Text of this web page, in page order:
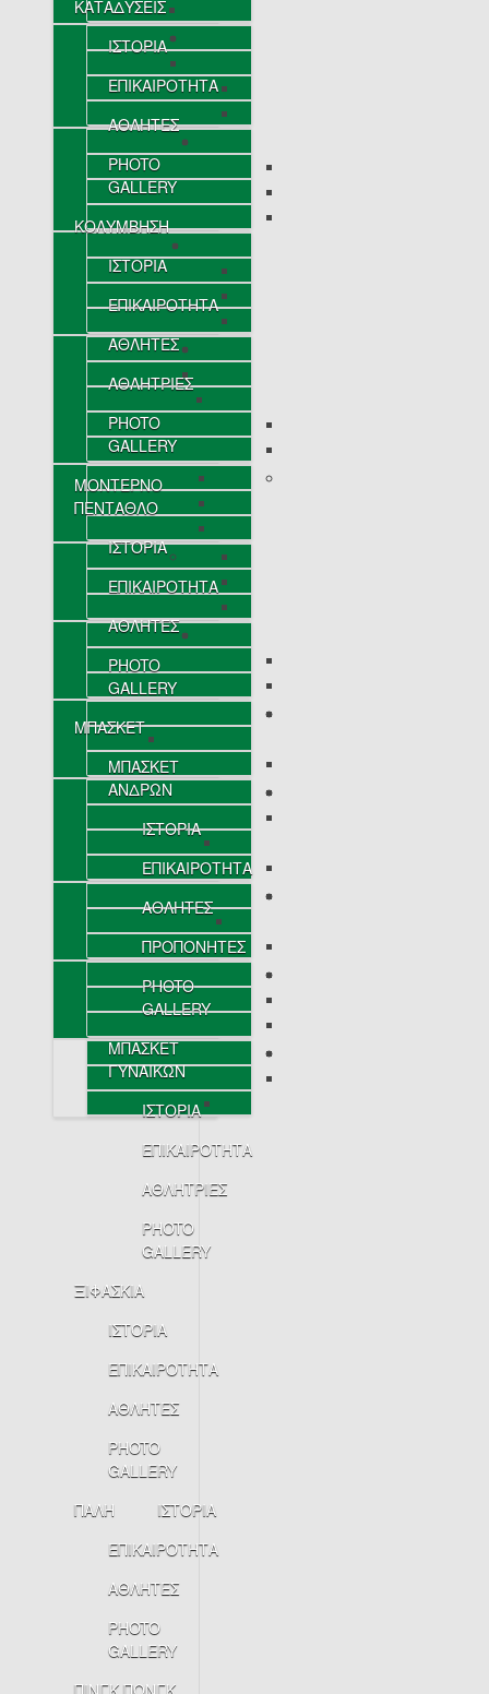
ΚΑΤΑΔΥΣΕΙΣ
ΙΣΤΟΡΙΑ
ΕΠΙΚΑΙΡΟΤΗΤΑ
ΑΘΛΗΤΕΣ
PHOTO
GALLERY
ΚΟΛΥΜΒΗΣΗ
ΙΣΤΟΡΙΑ
ΕΠΙΚΑΙΡΟΤΗΤΑ
ΑΘΛΗΤΕΣ
ΑΘΛΗΤΡΙΕΣ
PHOTO
GALLERY
ΜΟΝΤΕΡΝΟ
ΠΕΝΤΑΘΛΟ
ΙΣΤΟΡΙΑ
ΕΠΙΚΑΙΡΟΤΗΤΑ
ΑΘΛΗΤΕΣ
PHOTO
GALLERY
ΜΠΑΣΚΕΤ
ΜΠΑΣΚΕΤ
ΑΝΔΡΩΝ
ΙΣΤΟΡΙΑ
ΕΠΙΚΑΙΡΟΤΗΤΑ
ΑΘΛΗΤΕΣ
ΠΡΟΠΟΝΗΤΕΣ
PHOTO
GALLERY
ΜΠΑΣΚΕΤ
ΓΥΝΑΙΚΩΝ
ΙΣΤΟΡΙΑ
ΕΠΙΚΑΙΡΟΤΗΤΑ
ΑΘΛΗΤΡΙΕΣ
PHOTO
GALLERY
ΞΙΦΑΣΚΙΑ
ΙΣΤΟΡΙΑ
ΕΠΙΚΑΙΡΟΤΗΤΑ
ΑΘΛΗΤΕΣ
PHOTO
GALLERY
ΠΑΛΗ
ΙΣΤΟΡΙΑ
ΕΠΙΚΑΙΡΟΤΗΤΑ
ΑΘΛΗΤΕΣ
PHOTO
GALLERY
ΠΙΝΓΚ ΠΟΝΓΚ